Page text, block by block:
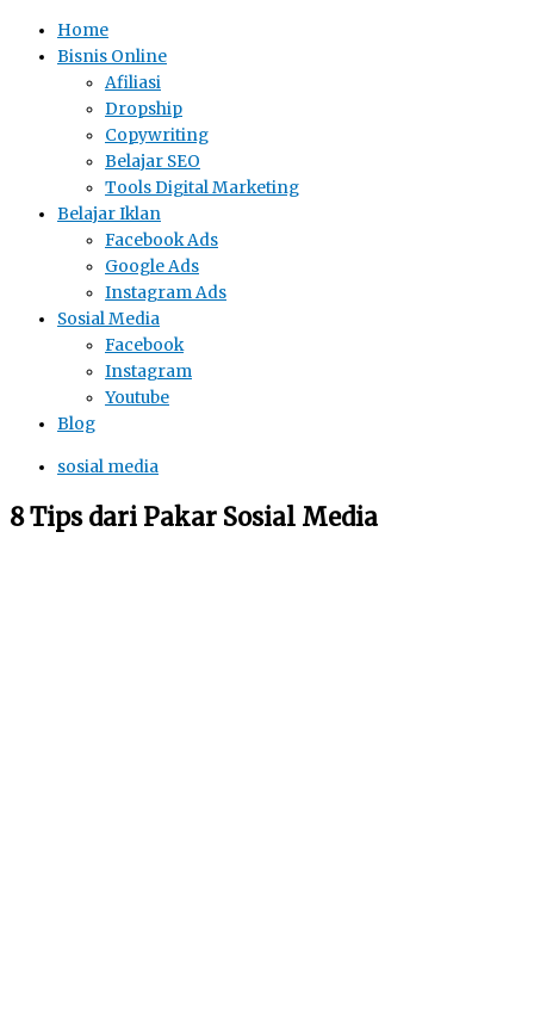
Home
Bisnis Online
Afiliasi
Dropship
Copywriting
Belajar SEO
Tools Digital Marketing
Belajar Iklan
Facebook Ads
Google Ads
Instagram Ads
Sosial Media
Facebook
Instagram
Youtube
Blog
sosial media
8 Tips dari Pakar Sosial Media